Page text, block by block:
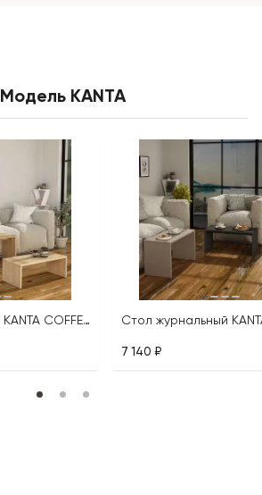
Модель KANTA
Стол журнальный KANTA COFFEE TABLE
7 140 ₽